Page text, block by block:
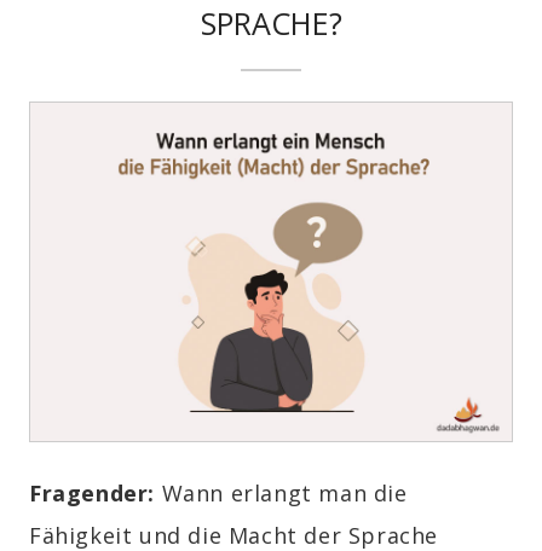
SPRACHE?
Fragender: Wann erlangt man die
Fähigkeit und die Macht der Sprache